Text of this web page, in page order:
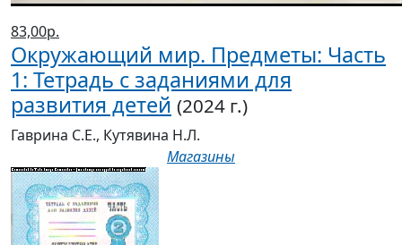
83,00р.
Окружающий мир. Предметы: Часть
1: Тетрадь с заданиями для
развития детей (2024 г.)
Гаврина С.Е., Кутявина Н.Л.
Магазины